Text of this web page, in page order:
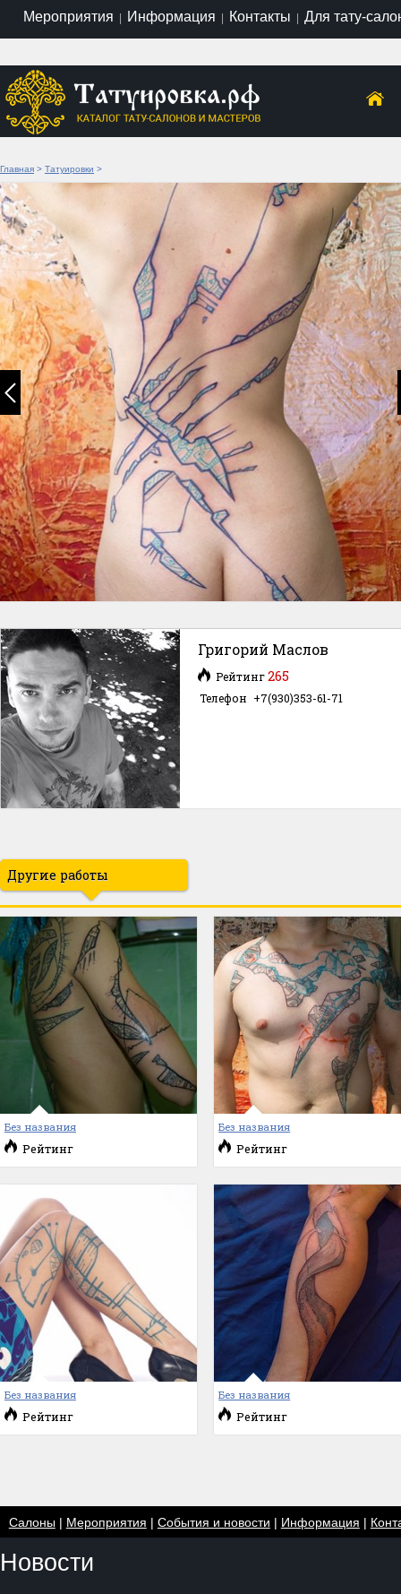
Мероприятия | Информация | Контакты | Для тату-
Главная > Татуировки >
Григорий Маслов
Рейтинг265
Телефон +7(930)353-61-71
Другие работы
Без названия
Рейтинг
Без названия
Рейтинг
Без названия
Рейтинг
Без названия
Рейтинг
Салоны| Мероприятия | События и новости | Информация |
Новости